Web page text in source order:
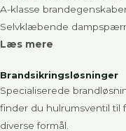
A-klasse
Selvklæbende
Læs mere
Brandsikringsløsninger
Specialiserede
finder du hulrumsventil til
diverse formål.